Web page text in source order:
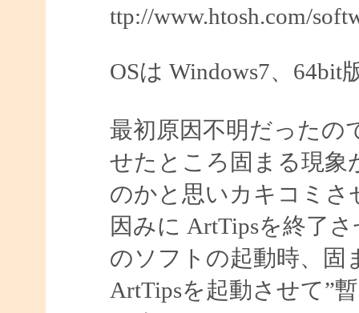
ttp://www.htosh.com/
OSは Windows7、64bit
最初原因不明だったの
せたところ固まる現象
のかと思いカキコミさ
因みに ArtTipsを終了
のソフトの起動時、固
ArtTipsを起動させて”